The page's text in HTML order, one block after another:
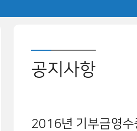
공지사항
2016년 기부금영수